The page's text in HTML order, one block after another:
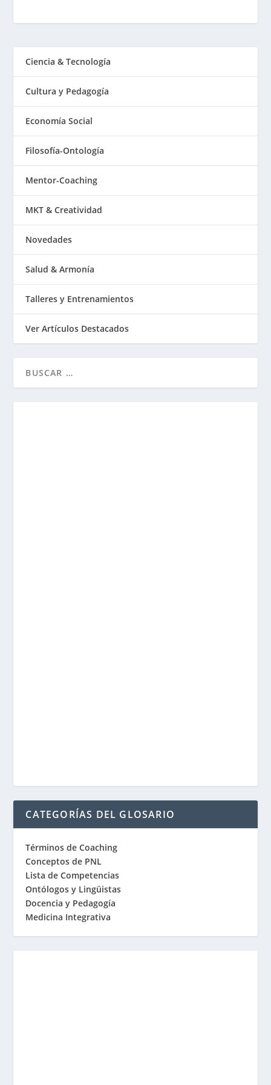
Ciencia & Tecnología
Cultura y Pedagogía
Economía Social
Filosofía-Ontología
Mentor-Coaching
MKT & Creatividad
Novedades
Salud & Armonía
Talleres y Entrenamientos
Ver Artículos Destacados
CATEGORÍAS DEL GLOSARIO
Términos de Coaching
Conceptos de PNL
Lista de Competencias
Ontólogos y Lingüistas
Docencia y Pedagogía
Medicina Integrativa